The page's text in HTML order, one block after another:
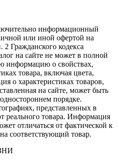
информационный
или иной офертой на
2 Гражданского кодекса
на сайте не может в полной
информацию о свойствах,
товара, включая цвета,
о характеристиках товаров,
на сайте, может быть
порядке.
представленных в
реального товара. Информация
отличаться от фактической к
соответствующий товар.